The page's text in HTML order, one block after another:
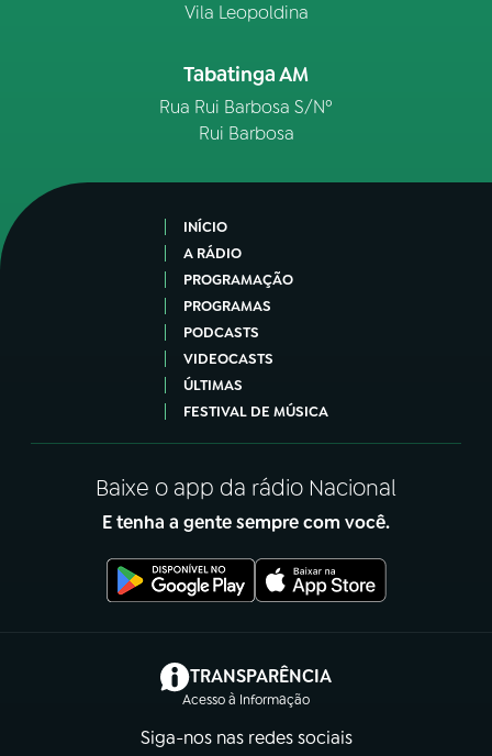
Vila Leopoldina
Tabatinga AM
Rua Rui Barbosa S/Nº
Rui Barbosa
INÍCIO
A RÁDIO
PROGRAMAÇÃO
PROGRAMAS
PODCASTS
VIDEOCASTS
ÚLTIMAS
FESTIVAL DE MÚSICA
Baixe o app da rádio Nacional
E tenha a gente sempre com você.
TRANSPARÊNCIA
Acesso à Informação
(abre em nova aba)
Siga-nos nas redes sociais